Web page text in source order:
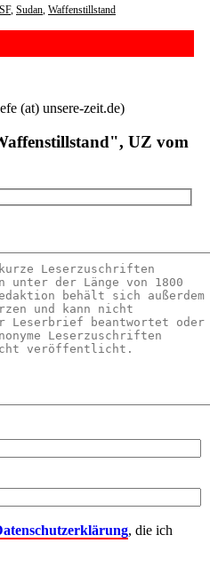
, Sudan, Waffenstillstand
(at) unsere-zeit.de)
UZ vom
, die ich